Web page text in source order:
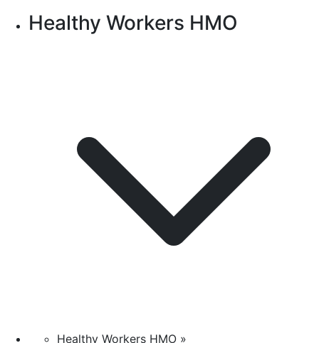
Healthy Workers HMO
Healthy Workers HMO »